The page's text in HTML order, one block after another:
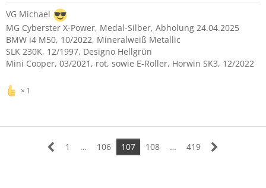
VG Michael
MG Cyberster X-Power, Medal-Silber, Abholung 24.04.2025
BMW i4 M50, 10/2022, Mineralweiß Metallic
SLK 230K, 12/1997, Designo Hellgrün
Mini Cooper, 03/2021, rot, sowie E-Roller, Horwin SK3, 12/2022
1
1 … 106 107 108 … 419